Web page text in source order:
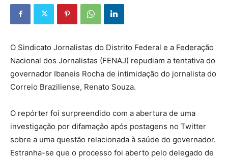
O Sindicato Jornalistas do Distrito Federal e a Federação
Nacional dos Jornalistas (FENAJ) repudiam a tentativa do
governador Ibaneis Rocha de intimidação do jornalista do
Correio Braziliense, Renato Souza.
O repórter foi surpreendido com a abertura de uma
investigação por difamação após postagens no Twitter
sobre a uma questão relacionada à saúde do governador.
Estranha-se que o processo foi aberto pelo delegado de